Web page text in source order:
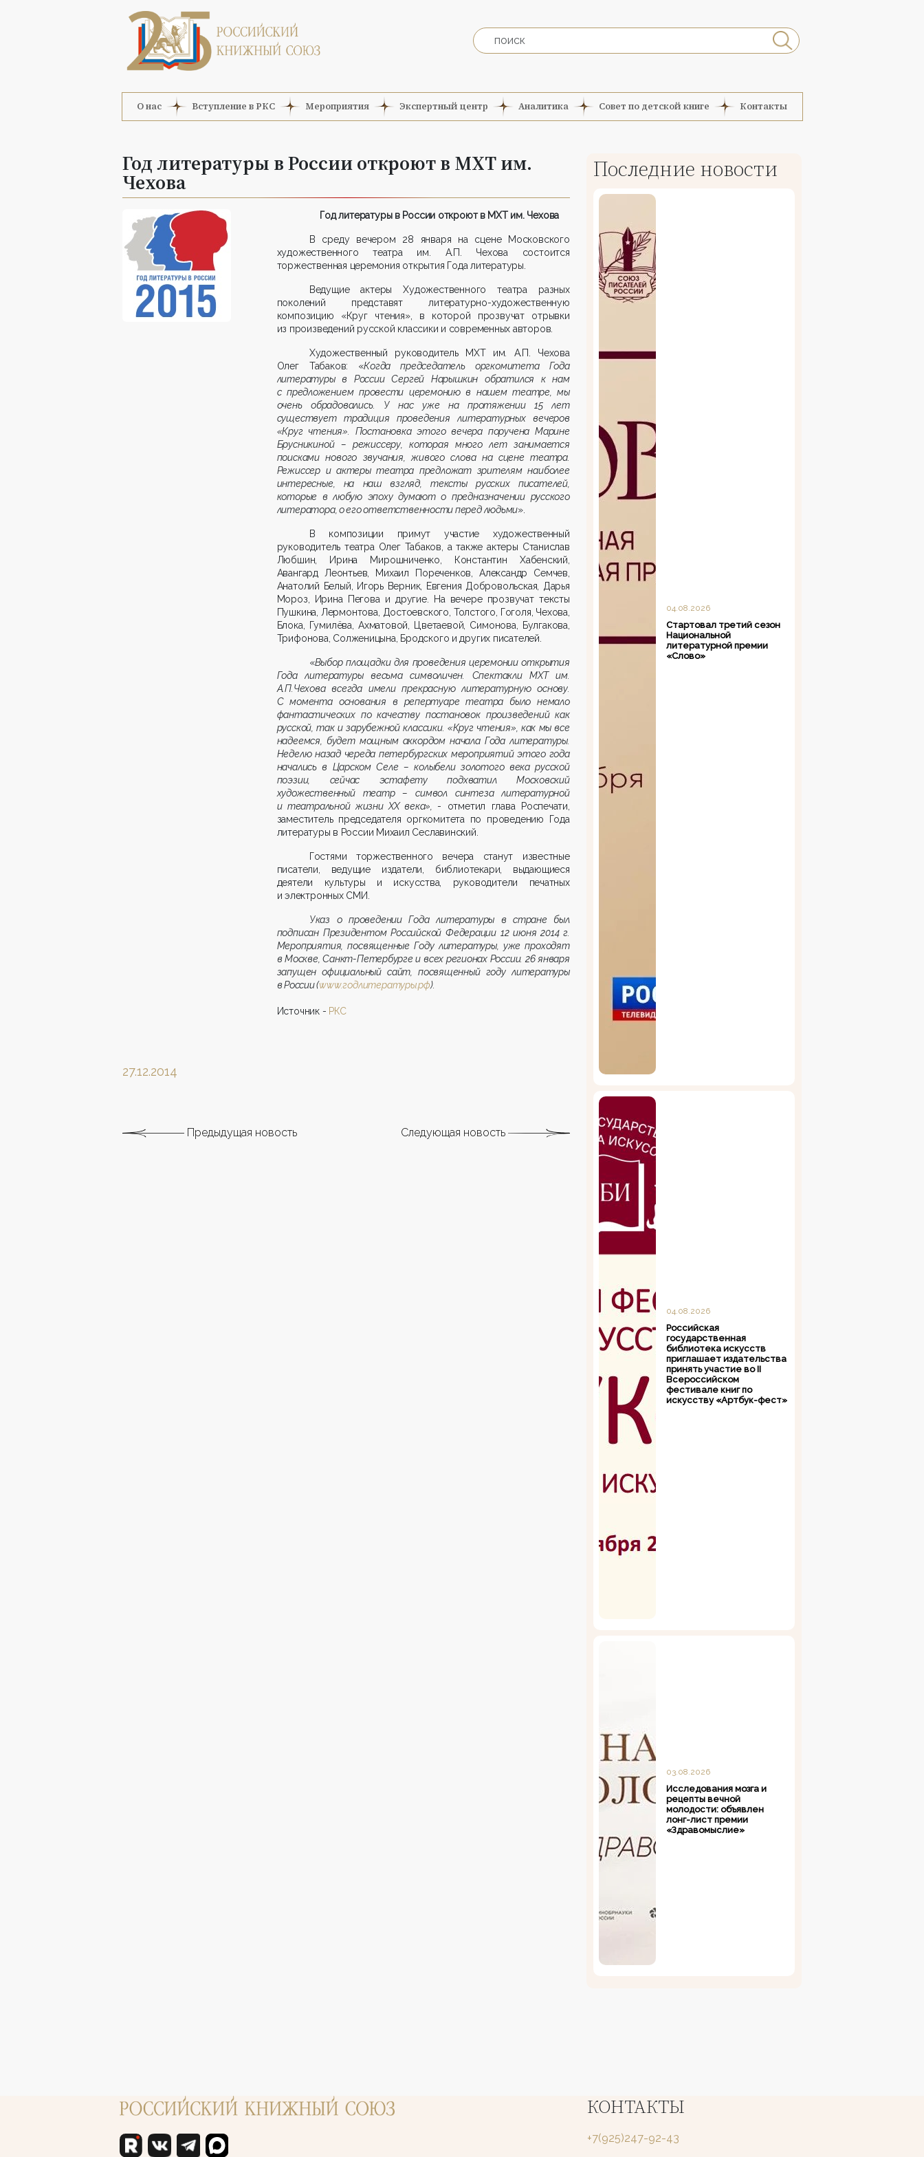
О нас Вступление в РКС Мероприятия Экспертный центр Аналитика Совет по детской книге Контакты
Год литературы в России откроют в МХТ им.
Чехова
Год литературы в России откроют в МХТ им. Чехова
В среду вечером 28 января на сцене Московского
художественного театра им. А.П. Чехова состоится
торжественная церемония открытия Года литературы.
Ведущие актеры Художественного театра разных
поколений представят литературно-художественную
композицию «Круг чтения», в которой прозвучат отрывки
из произведений русской классики и современных авторов.
Художественный руководитель МХТ им. А.П. Чехова
Олег Табаков: «Когда председатель оргкомитета Года
литературы в России Сергей Нарышкин обратился к нам
с предложением провести церемонию в нашем театре, мы
очень обрадовались. У нас уже на протяжении 15 лет
существует традиция проведения литературных вечеров
«Круг чтения». Постановка этого вечера поручена Марине
Брусникиной – режиссеру, которая много лет занимается
поисками нового звучания, живого слова на сцене театра.
Режиссер и актеры театра предложат зрителям наиболее
интересные, на наш взгляд, тексты русских писателей,
которые в любую эпоху думают о предназначении русского
литератора, о его ответственности перед людьми».
В композиции примут участие художественный
руководитель театра Олег Табаков, а также актеры Станислав
Любшин, Ирина Мирошниченко, Константин Хабенский,
Авангард Леонтьев, Михаил Пореченков, Александр Семчев,
Анатолий Белый, Игорь Верник, Евгения Добровольская, Дарья
Мороз, Ирина Пегова и другие. На вечере прозвучат тексты
Пушкина, Лермонтова, Достоевского, Толстого, Гоголя, Чехова,
Блока, Гумилёва, Ахматовой, Цветаевой, Симонова, Булгакова,
Трифонова, Солженицына, Бродского и других писателей.
«Выбор площадки для проведения церемонии открытия
Года литературы весьма символичен. Спектакли МХТ им.
А.П.Чехова всегда имели прекрасную литературную основу.
С момента основания в репертуаре театра было немало
фантастических по качеству постановок произведений как
русской, так и зарубежной классики. «Круг чтения», как мы все
надеемся, будет мощным аккордом начала Года литературы.
Неделю назад череда петербургских мероприятий этого года
начались в Царском Селе – колыбели золотого века русской
поэзии, сейчас эстафету подхватил Московский
художественный театр – символ синтеза литературной
и театральной жизни ХХ века», - отметил глава Роспечати,
заместитель председателя оргкомитета по проведению Года
литературы в России Михаил Сеславинский.
Гостями торжественного вечера станут известные
писатели, ведущие издатели, библиотекари, выдающиеся
деятели культуры и искусства, руководители печатных
и электронных СМИ.
Указ о проведении Года литературы в стране был
подписан Президентом Российской Федерации 12 июня 2014 г.
Мероприятия, посвященные Году литературы, уже проходят
в Москве, Санкт-Петербурге и всех регионах России. 26 января
запущен официальный сайт, посвященный году литературы
в России (www.годлитературы.рф).
Источник - РКС
27.12.2014
Предыдущая новость Следующая новость
Последние новости
04.08.2026
Стартовал третий сезон
Национальной
литературной премии
«Слово»
04.08.2026
Российская
государственная
библиотека искусств
приглашает издательства
принять участие во II
Всероссийском
фестивале книг по
искусству «Артбук-фест»
03.08.2026
Исследования мозга и
рецепты вечной
молодости: объявлен
лонг-лист премии
«Здравомыслие»
КОНТАКТЫ
+7(925)247-92-43